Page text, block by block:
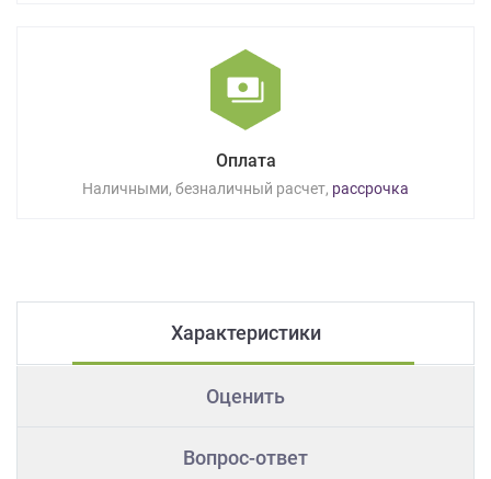
Оплата
Наличными, безналичный расчет, рассрочка
Характеристики
Оценить
Вопрос-ответ